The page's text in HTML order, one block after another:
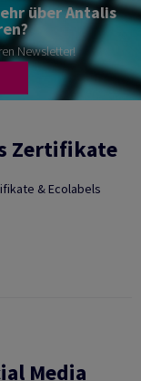
über Antalis
Newsletter!
Zertifikate
& Ecolabels
Media